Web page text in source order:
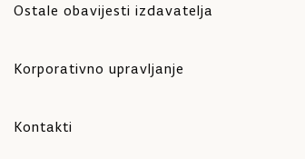
Ostale obavijesti izdavatelja
Korporativno upravljanje
Kontakti